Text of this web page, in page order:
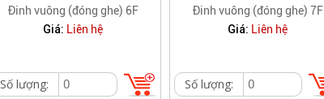
Đinh vuông (đóng ghe) 6F
Giá: Liên hệ
Số lượng:
Đinh vuông (đóng ghe) 7F
Giá: Liên hệ
Số lượng: